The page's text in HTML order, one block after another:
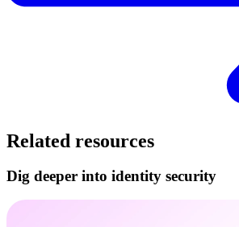
Related resources
Dig deeper into identity security